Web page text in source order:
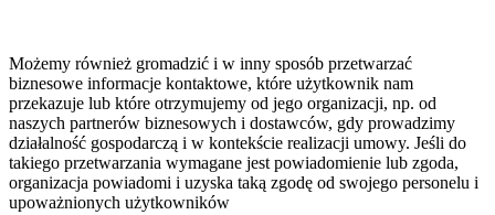
Możemy również gromadzić i w inny sposób przetwarzać
biznesowe informacje kontaktowe, które użytkownik nam
przekazuje lub które otrzymujemy od jego organizacji, np. od
naszych partnerów biznesowych i dostawców, gdy prowadzimy
działalność gospodarczą i w kontekście realizacji umowy. Jeśli do
takiego przetwarzania wymagane jest powiadomienie lub zgoda,
organizacja powiadomi i uzyska taką zgodę od swojego personelu i
upoważnionych użytkowników